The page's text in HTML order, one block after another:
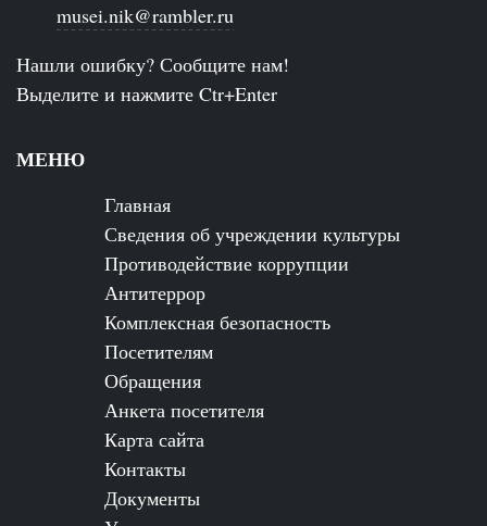
musei.nik@rambler.ru
Нашли ошибку? Сообщите нам!
Выделите и нажмите Ctr+Enter
МЕНЮ
Главная
Сведения об учреждении культуры
Противодействие коррупции
Антитеррор
Комплексная безопасность
Посетителям
Обращения
Анкета посетителя
Карта сайта
Контакты
Документы